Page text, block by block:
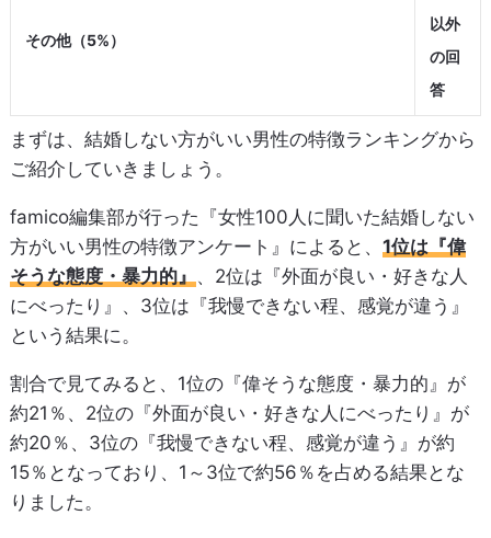
その他（5%）
以外
の回
答
まずは、結婚しない方がいい男性の特徴ランキングから
ご紹介していきましょう。
famico編集部が行った『女性100人に聞いた結婚しない
方がいい男性の特徴アンケート』によると、 1位は『偉
そうな態度・暴力的』、2位は『外面が良い・好きな人
にべったり』、3位は『我慢できない程、感覚が違う』
という結果に。
割合で見てみると、1位の『偉そうな態度・暴力的』が
約21％、2位の『外面が良い・好きな人にべったり』が
約20％、3位の『我慢できない程、感覚が違う』が約
15％となっており、1～3位で約56％を占める結果とな
りました。